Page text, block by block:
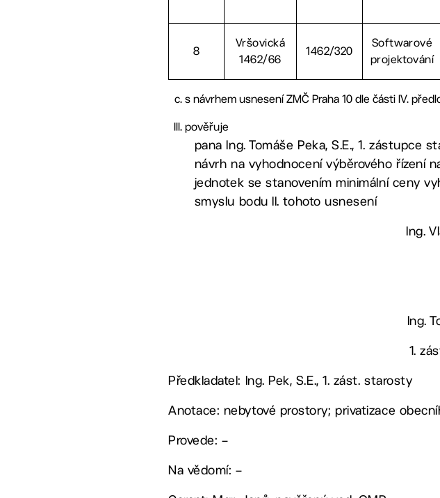
8
Vršovická
1462/66
1462/320
Softwarové
projektování
s návrhem usnesení ZMČ Praha 10 dle části IV.
pověřuje
pana Ing. Tomáše Peka, S.E., 1. zástupce
návrh na vyhodnocení výběrového řízení
jednotek se stanovením minimální ceny
smyslu bodu II. tohoto usnesení
Ing.
Ing.
1.
Předkladatel: Ing. Pek, S.E., 1. zást. starosty
Anotace: nebytové prostory; privatizace
Provede: –
Na vědomí: –